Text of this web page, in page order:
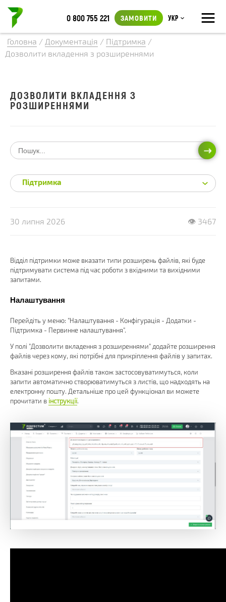
≡
0 800 755 221 ЗАМОВИТИ Укр
Головна / Документація / Підтримка /
Дозволити вкладення з розширеннями
30 липня 2026 👁 3467
Відділ підтримки може вказати типи розширень файлів, які буде
підтримувати система під час роботи з вхідними та вихідними
запитами.
Налаштування
Перейдіть у меню: "Налаштування - Конфігурація - Додатки -
Підтримка - Первинне налаштування".
У полі "Дозволити вкладення з розширеннями" додайте розширення
файлів через кому, які потрібні для прикріплення файлів у запитах.
Вказані розширення файлів також застосовуватимуться, коли
запити автоматично створюватимуться з листів, що надходять на
електронну пошту. Детальніше про цей функціонал ви можете
прочитати в інструкції.
ДОЗВОЛИТИ ВКЛАДЕННЯ З
РОЗШИРЕННЯМИ
Підтримка